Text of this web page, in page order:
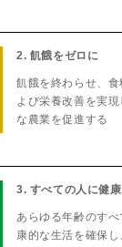
2. 飢餓をゼロに
飢餓を終わらせ、
よび栄養改善を実
な農業を促進する
3. すべての人に健
あらゆる年齢のす
康的な生活を確保